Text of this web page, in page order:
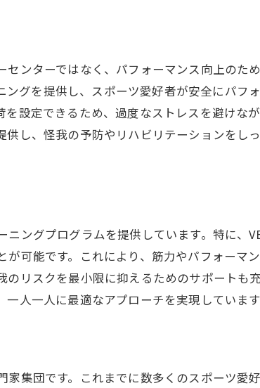
ンターではなく、パフォーマンス向上のた
グを提供し、スポーツ愛好者が安全にパフ
設定できるため、過度なストレスを避けな
し、怪我の予防やリハビリテーションをし
ングプログラムを提供しています。特に
可能です。これにより、筋力やパフォーマ
リスクを最小限に抑えるためのサポートも
人一人に最適なアプローチを実現しています
集団です。これまでに数多くのスポーツ愛